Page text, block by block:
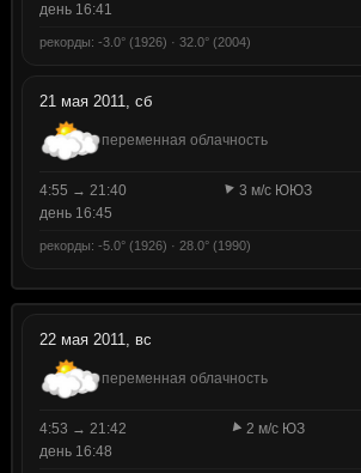
день 16:41
рекорды: -3.0° (1926) · 32.0° (2004)
21 мая 2011, сб
переменная облачность
4:55 → 21:40
3 м/с ЮЮЗ
день 16:45
рекорды: -5.0° (1926) · 28.0° (1990)
22 мая 2011, вс
переменная облачность
4:53 → 21:42
2 м/с ЮЗ
день 16:48